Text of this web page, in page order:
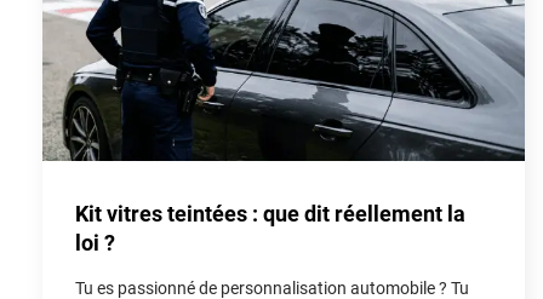
Kit vitres teintées : que dit réellement la
loi ?
Tu es passionné de personnalisation automobile ? Tu